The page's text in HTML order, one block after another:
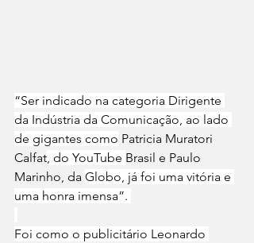
“Ser indicado na categoria Dirigente
da Indústria da Comunicação, ao lado
de gigantes como Patricia Muratori
Calfat, do YouTube Brasil e Paulo
Marinho, da Globo, já foi uma vitória e
uma honra imensa”.
Foi como o publicitário Leonardo